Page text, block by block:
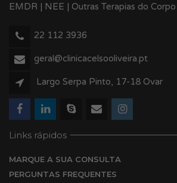
EMDR | NEE | Outras Terapias do
22 112 3936
geral@clinicacelsooliveira.pt
Largo Serpa Pinto, 17-18 Ovar
Links rápidos
MARQUE A SUA CONSULTA
PERGUNTAS FREQUENTES